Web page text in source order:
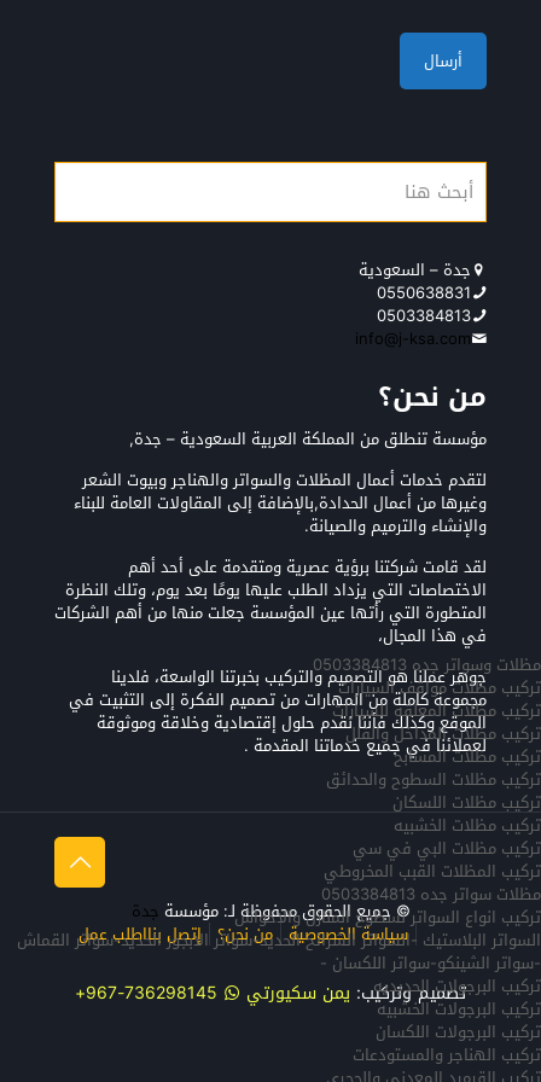
جدة – السعودية
0550638831
0503384813
info@j-ksa.com
من نحن؟
مؤسسة تنطلق من المملكة العربية السعودية – جدة,
لتقدم خدمات أعمال المظلات والسواتر والهناجر وبيوت الشعر
وغيرها من أعمال الحدادة,بالإضافة إلى المقاولات العامة للبناء
والإنشاء والترميم والصيانة.
لقد قامت شركتنا برؤية عصرية ومتقدمة على أحد أهم
الاختصاصات التي يزداد الطلب عليها يومًا بعد يوم، وتلك النظرة
المتطورة التي رأتها عين المؤسسة جعلت منها من أهم الشركات
في هذا المجال،
جوهر عملنا هو التصميم والتركيب بخبرتنا الواسعة، فلدينا
مجموعة كاملة من المهارات من تصميم الفكرة إلى التثبيت في
الموقع وكذلك فأننا نقدم حلول إقتصادية وخلاقة وموثوقة
لعملائنا في جميع خدماتنا المقدمة .
© جميع الحقوق محفوظة لـ: مؤسسة جدة
اطلب عملإتصل بنا من نحن؟ سياسة الخصوصية
تصميم وتركيب: يمن سكيورتي
مظلات وسواتر جده 0503384813
تركيب مظلات مواقف السيارات
تركيب مظلات المعلقه للسيارات
تركيب مظلات المداخل والفلل
تركيب مظلات المسابح
تركيب مظلات السطوح والحدائق
تركيب مظلات اللسكان
تركيب مظلات الخشبيه
تركيب مظلات البي في سي
تركيب المظلات القبب المخروطي
مظلات سواتر جده 0503384813
تركيب انواع السواتر لسطوح المنازل والاحواش
السواتر البلاستيك -السواتر الشرائح الحديد-سواتر الابجور الحديد-سواتر القماش
-سواتر الشينكو-سواتر اللكسان -
تركيب البرجولات الحديديه
تركيب البرجولات الخشبيه
تركيب البرجولات اللكسان
تركيب الهناجر والمستودعات